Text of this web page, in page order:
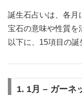
誕生石占いは、各月
宝石の意味や性質を
以下に、15項目の誕
1. 1月 – ガーネ